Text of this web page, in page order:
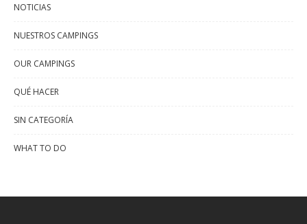
NOTICIAS
NUESTROS CAMPINGS
OUR CAMPINGS
QUÉ HACER
SIN CATEGORÍA
WHAT TO DO